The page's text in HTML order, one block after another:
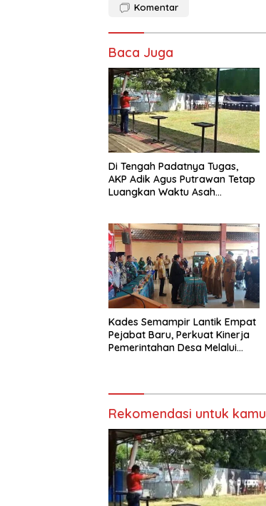
Komentar
Baca Juga
Di Tengah Padatnya Tugas,
AKP Adik Agus Putrawan Tetap
Luangkan Waktu Asah
Kades Semampir Lantik Empat
Pejabat Baru, Perkuat Kinerja
Pemerintahan Desa Melalui
Rekomendasi untuk kamu